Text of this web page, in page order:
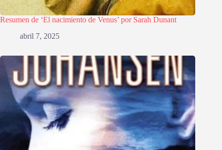
Resumen de ‘El nacimiento de Venus’ por Sarah Dunant
abril 7, 2025